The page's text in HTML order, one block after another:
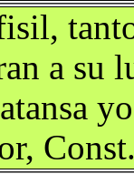
a su